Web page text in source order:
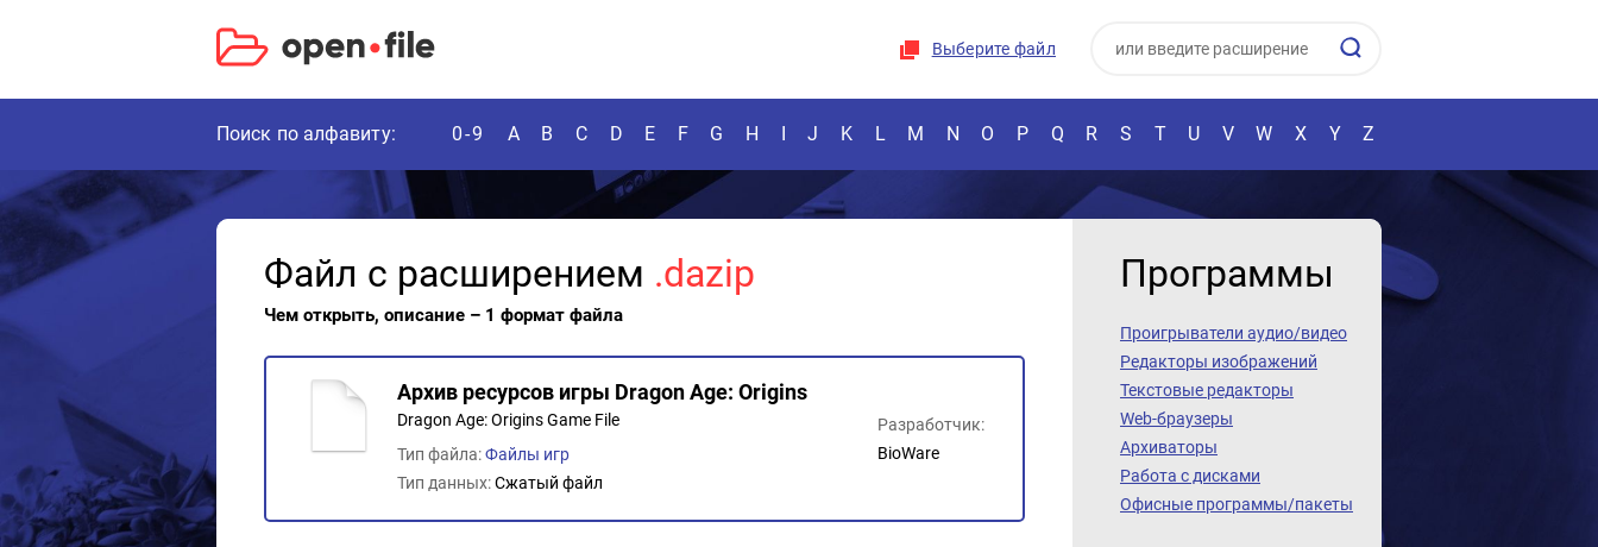
Выберите файл
Поиск по алфавиту: 0-9 A B C D E F G H I J K L M N O P Q R S T U V W X Y Z
Файл с расширением .dazip
Чем открыть, описание – 1 формат файла
Архив ресурсов игры Dragon Age: Origins
Dragon Age: Origins Game File
Тип файла:Файлы игр
Тип данных:Сжатый файл
Разработчик:
BioWare
Программы
Проигрыватели аудио/видео
Редакторы изображений
Текстовые редакторы
Web-браузеры
Архиваторы
Работа с дисками
Офисные программы/пакеты